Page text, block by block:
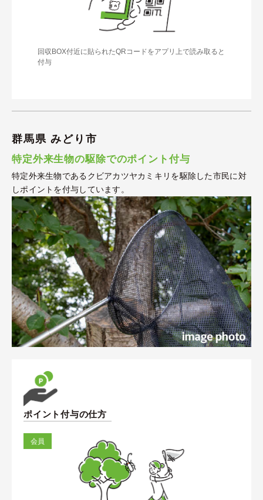
回収BOX付近に貼られたQRコードをアプリ上で読み取ると
付与
群馬県 みどり市
特定外来生物の駆除でのポイント付与
特定外来生物であるクビアカツヤカミキリを駆除した市民に対
しポイントを付与しています。
ポイント付与の仕方
会員